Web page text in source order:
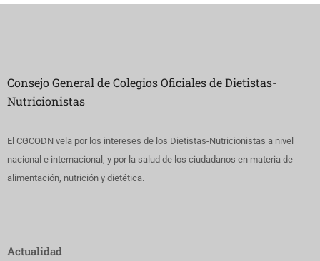
Consejo General de Colegios Oficiales de Dietistas-
Nutricionistas
El CGCODN vela por los intereses de los Dietistas-Nutricionistas a nivel
nacional e internacional, y por la salud de los ciudadanos en materia de
alimentación, nutrición y dietética.
Actualidad